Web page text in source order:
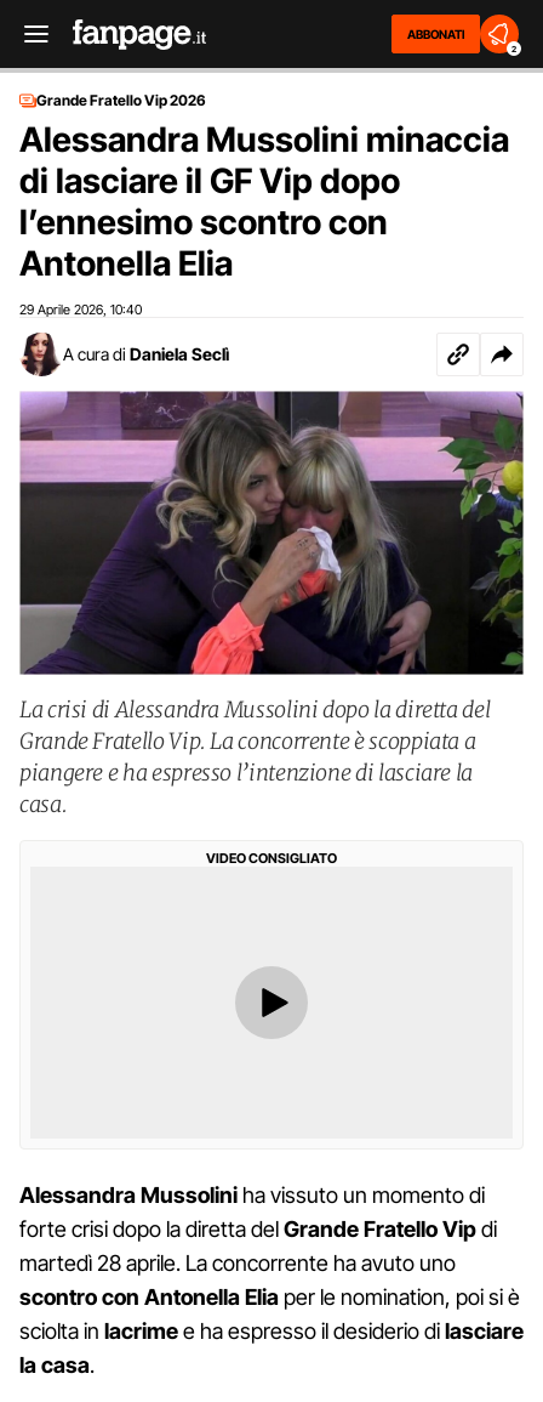
ABBONATI
2
Grande Fratello Vip 2026
Alessandra Mussolini minaccia
di lasciare il GF Vip dopo
l’ennesimo scontro con
Antonella Elia
29 Aprile 2026 10:40
A cura di Daniela Seclì
La crisi di Alessandra Mussolini dopo la diretta del
Grande Fratello Vip. La concorrente è scoppiata a
piangere e ha espresso l’intenzione di lasciare la
casa.
VIDEO CONSIGLIATO
Alessandra Mussolini ha vissuto un momento di
forte crisi dopo la diretta delGrande Fratello Vipdi
martedì 28 aprile. La concorrente ha avuto uno
scontro con Antonella Elia per le nomination, poi si è
sciolta in lacrimee ha espresso il desiderio dilasciare
la casa.